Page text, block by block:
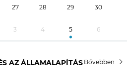
27 28 29 30
3 4 5 6
AZ ÁLLAMALAPÍTÁS Bővebben